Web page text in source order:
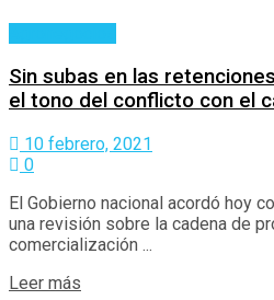
Sin subas en las
el tono del conflicto con el
10 febrero, 2021
0
El Gobierno nacional acordó hoy
una revisión sobre la cadena de
comercialización ...
Leer más